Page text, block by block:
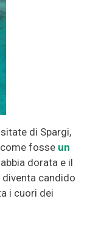
di Spargi,
fosse un
dorata e il
candido
i cuori dei